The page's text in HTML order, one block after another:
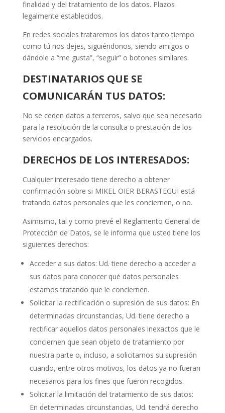
finalidad y del tratamiento de los datos. Plazos
legalmente establecidos.
En redes sociales trataremos los datos tanto tiempo
como tú nos dejes, siguiéndonos, siendo amigos o
dándole a “me gusta”, “seguir” o botones similares.
DESTINATARIOS QUE SE
COMUNICARÁN TUS DATOS:
No se ceden datos a terceros, salvo que sea necesario
para la resolución de la consulta o prestación de los
servicios encargados.
DERECHOS DE LOS INTERESADOS:
Cualquier interesado tiene derecho a obtener
confirmación sobre si MIKEL OIER BERASTEGUI está
tratando datos personales que les conciernen, o no.
Asimismo, tal y como prevé el Reglamento General de
Protección de Datos, se le informa que usted tiene los
siguientes derechos:
Acceder a sus datos: Ud. tiene derecho a acceder a
sus datos para conocer qué datos personales
estamos tratando que le conciernen.
Solicitar la rectificación o supresión de sus datos: En
determinadas circunstancias, Ud. tiene derecho a
rectificar aquellos datos personales inexactos que le
conciernen que sean objeto de tratamiento por
nuestra parte o, incluso, a solicitarnos su supresión
cuando, entre otros motivos, los datos ya no fueran
necesarios para los fines que fueron recogidos.
Solicitar la limitación del tratamiento de sus datos:
En determinadas circunstancias, Ud. tendrá derecho